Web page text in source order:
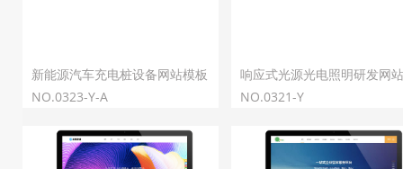
新能源汽车充电桩设备网站模板
NO.0323-Y-A
响应式光源光电照明研发网
板
NO.0321-Y